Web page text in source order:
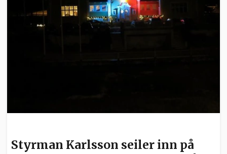
Styrman Karlsson seiler inn på